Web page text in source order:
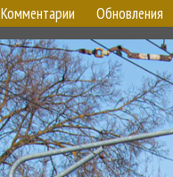
Комментарии Обновления